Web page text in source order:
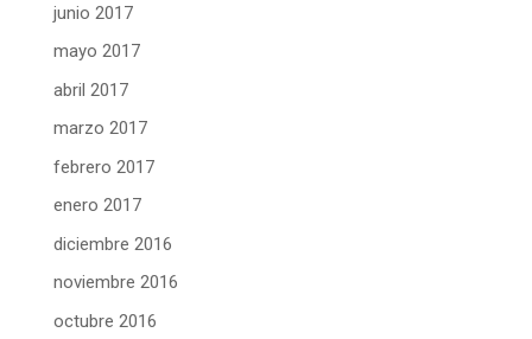
junio 2017
mayo 2017
abril 2017
marzo 2017
febrero 2017
enero 2017
diciembre 2016
noviembre 2016
octubre 2016